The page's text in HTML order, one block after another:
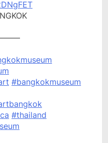
#bangkokmuseum
#thailand